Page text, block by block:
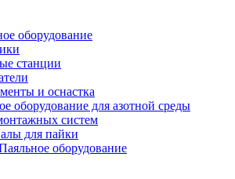
оборудование
станции
и оснастка
оборудование для азотной среды
систем
для пайки
оборудование